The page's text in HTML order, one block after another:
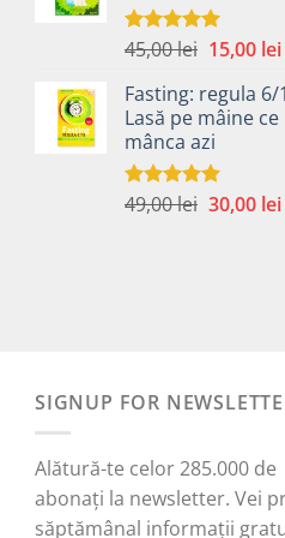
59,00 lei.
Evaluat la
45,00lei Prețul
a
fost:
45,00 lei.
15,00 lei
Fasting: regula 6/
Lasă pe mâine
mânca azi
Evaluat la
49,00lei Prețul
30,00 lei
SIGNUP FOR
Alătură-te celor 285.000 de
abonați la newsletter. Vei
săptămânal informații